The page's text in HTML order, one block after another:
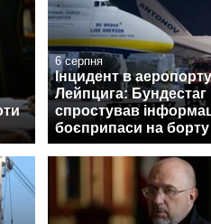
6 серпня
Інцидент в аеропорту
Лейпцига: Бундестаг
спростував
боєприпаси на борту